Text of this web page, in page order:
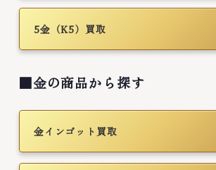
5金（K5）買取
■金の商品から探す
金インゴット買取